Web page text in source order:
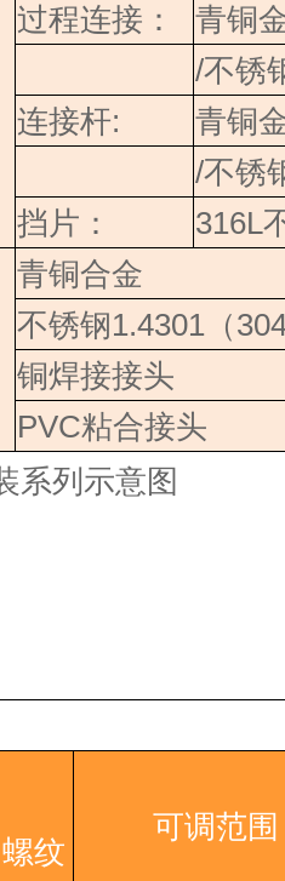
过程连接：
青铜
/不锈
连接杆:
青铜
/不锈
挡片：
316L
青铜合金
不锈钢1.4301 （
铜焊接接头
PVC粘合接头
系列示意图
螺纹
可调范围